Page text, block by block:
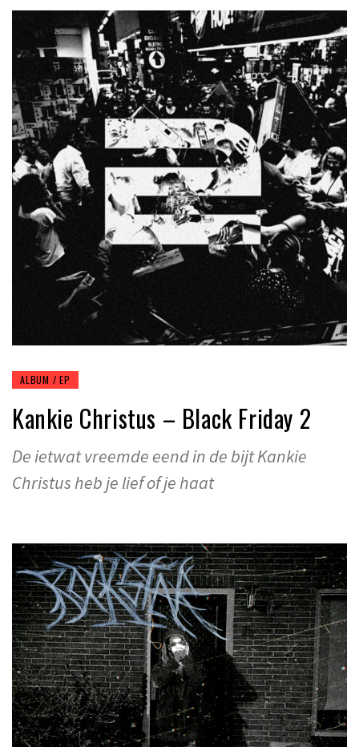
ALBUM / EP
Kankie Christus – Black Friday 2
De ietwat vreemde eend in de bijt Kankie
Christus heb je lief of je haat